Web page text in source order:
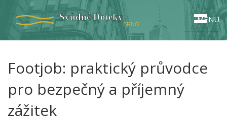
MENU
Footjob: praktický průvodce
pro bezpečný a příjemný
zážitek